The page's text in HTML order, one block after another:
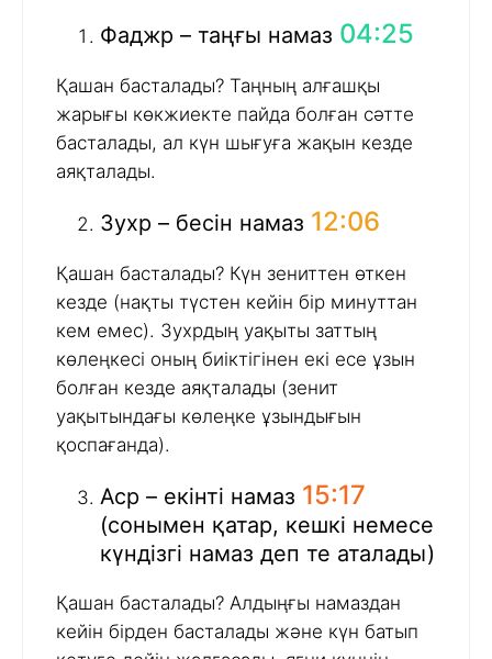
Фаджр – таңғы намаз 04:25
Қашан басталады? Таңның алғашқы
жарығы көкжиекте пайда болған сәтте
басталады, ал күн шығуға жақын кезде
аяқталады.
Зухр – бесін намаз 12:06
Қашан басталады? Күн зениттен өткен
кезде (нақты түстен кейін бір минуттан
кем емес). Зухрдың уақыты заттың
көлеңкесі оның биіктігінен екі есе ұзын
болған кезде аяқталады (зенит
уақытындағы көлеңке ұзындығын
қоспағанда).
Аср – екінті намаз 15:17
(сонымен қатар, кешкі немесе
күндізгі намаз деп те аталады)
Қашан басталады? Алдыңғы намаздан
кейін бірден басталады және күн батып